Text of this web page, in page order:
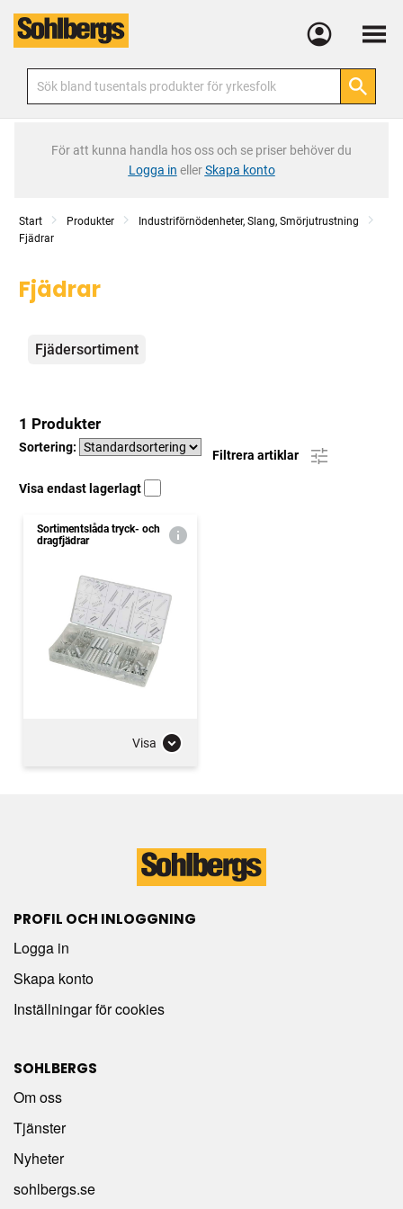
Meny
För att kunna handla hos oss och se priser behöver du
Logga in ellerSkapa konto
Start Produkter
Industriförnödenheter, Slang, Smörjutrustning
Fjädrar
Fjädrar
Kategorier
Fjädersortiment
1 Produkter
Sortering:
Filtrera artiklar
Visa endast lagerlagt
Sortimentslåda tryck- och
dragfjädrar
Visa
PROFIL OCH INLOGGNING
Logga in
Skapa konto
Inställningar för cookies
SOHLBERGS
Om oss
Tjänster
Nyheter
sohlbergs.se